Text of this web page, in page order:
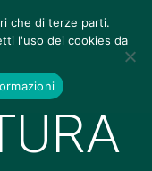
che di terze parti.
l'uso dei cookies da